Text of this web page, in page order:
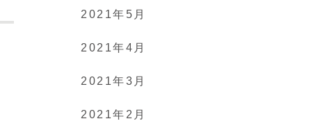
2021年5月
2021年4月
2021年3月
2021年2月